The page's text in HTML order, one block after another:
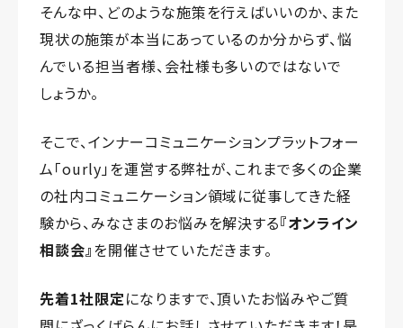
そんな中、どのような施策を行えばいいのか、また
現状の施策が本当にあっているのか分からず、悩
んでいる担当者様、会社様も多いのではないで
しょうか。
そこで、インナーコミュニケーションプラットフォー
ム「ourly」を運営する弊社が、これまで多くの企業
の社内コミュニケーション領域に従事してきた経
験から、みなさまのお悩みを解決する『オンライン
相談会』を開催させていただきます。
先着1社限定になりますで、頂いたお悩みやご質